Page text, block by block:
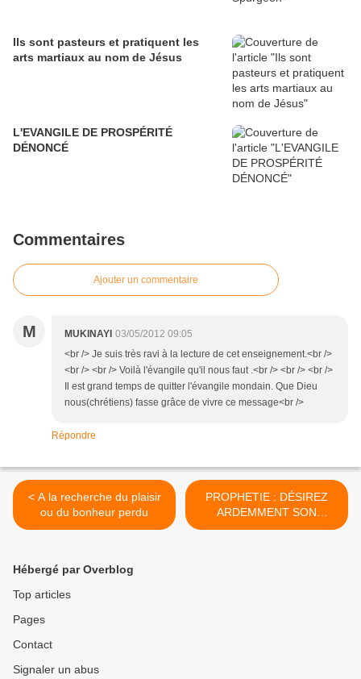
Ils sont pasteurs et pratiquent les
arts martiaux au nom de Jésus
L'EVANGILE DE PROSPÉRITÉ
DÉNONCÉ
Commentaires
Ajouter un commentaire
M MUKINAYI 03/05/2012 09:05
<br /> Je suis très ravi à la lecture de cet enseignement.<br />
<br /> <br /> Voilà l'évangile qu'il nous faut .<br /> <br /> <br />
Il est grand temps de quitter l'évangile mondain. Que Dieu
nous(chrétiens) fasse grâce de vivre ce message<br />
Répondre
< A la recherche du plaisir
ou du bonheur perdu
PROPHETIE : DÉSIREZ
ARDEMMENT SON
AVENEMENT ! Yannick
Hébergé par Overblog
Top articles
Pages
Contact
Signaler un abus